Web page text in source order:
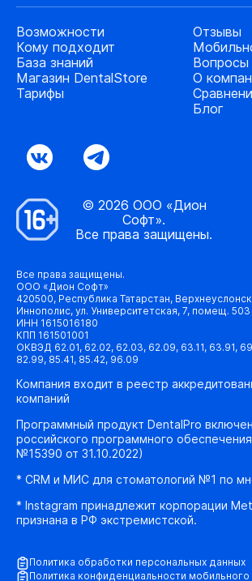
Возможности
Кому подходит
База знаний
Магазин DentalStore
Тарифы
Отзывы
Вопросы
О
Блог
© 2026 ООО «Дион
Софт».
Все права защищены.
Все права защищены.
ООО «Дион Софт»
420500, Республика Татарстан,
Иннополис, ул. Университетская, 7, помещ. 503
ИНН 1615016180
КПП 161501001
ОКВЭД 62.01, 62.02, 62.03, 62.09, 63.11, 63.91,
82.99, 85.41, 85.42, 96.09
Компания входит в реестр
компаний
Программный продукт DentalPro
российского программного
№15390 от 31.10.2022)
* CRM и МИС для стоматологий №1 по
* Instagram принадлежит корпорации
признана в РФ экстремистской.
Политика обработки персональных данных
Политика конфиденциальности